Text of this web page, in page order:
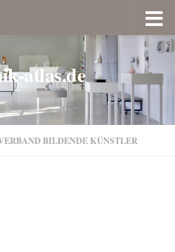
atlas.de
BILDENDE KÜNSTLER